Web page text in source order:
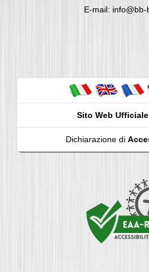
E-mail:
Sito Web Ufficiale
Dichiarazione di